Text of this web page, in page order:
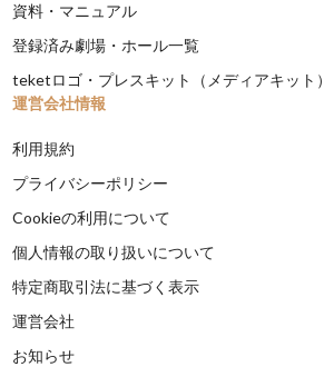
資料・マニュアル
登録済み劇場・ホール一覧
teketロゴ・プレスキット（メディアキット）
運営会社情報
利用規約
プライバシーポリシー
Cookieの利用について
個人情報の取り扱いについて
特定商取引法に基づく表示
運営会社
お知らせ